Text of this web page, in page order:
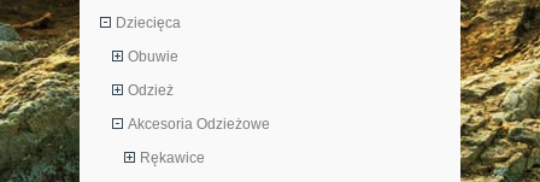
Dziecięca
Obuwie
Odzież
Akcesoria Odzieżowe
Rękawice